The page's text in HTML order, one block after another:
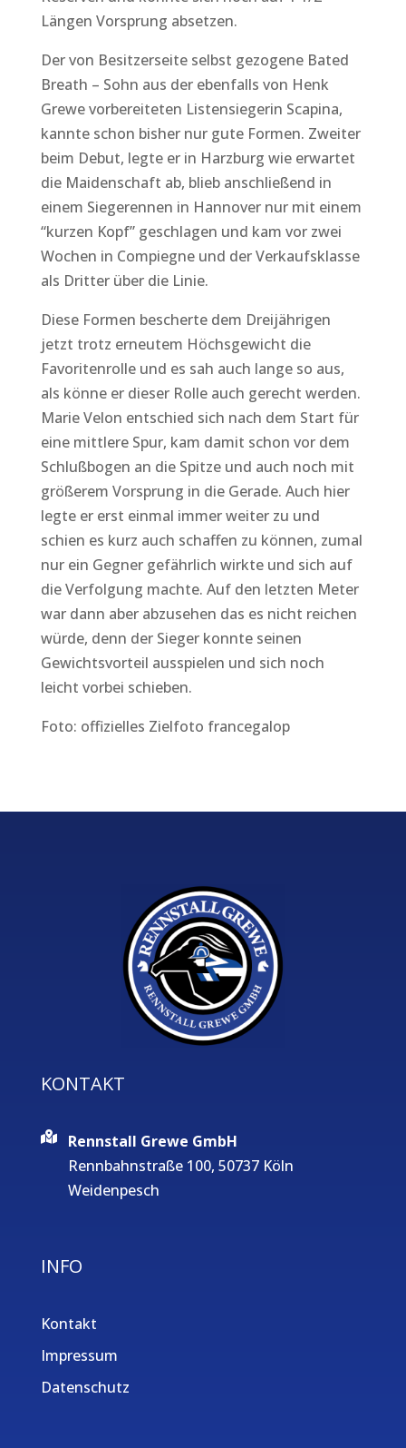
Längen Vorsprung absetzen.
Der von Besitzerseite selbst gezogene Bated
Breath – Sohn aus der ebenfalls von Henk
Grewe vorbereiteten Listensiegerin Scapina,
kannte schon bisher nur gute Formen. Zweiter
beim Debut, legte er in Harzburg wie erwartet
die Maidenschaft ab, blieb anschließend in
einem Siegerennen in Hannover nur mit einem
“kurzen Kopf” geschlagen und kam vor zwei
Wochen in Compiegne und der Verkaufsklasse
als Dritter über die Linie.
Diese Formen bescherte dem Dreijährigen
jetzt trotz erneutem Höchsgewicht die
Favoritenrolle und es sah auch lange so aus,
als könne er dieser Rolle auch gerecht werden.
Marie Velon entschied sich nach dem Start für
eine mittlere Spur, kam damit schon vor dem
Schlußbogen an die Spitze und auch noch mit
größerem Vorsprung in die Gerade. Auch hier
legte er erst einmal immer weiter zu und
schien es kurz auch schaffen zu können, zumal
nur ein Gegner gefährlich wirkte und sich auf
die Verfolgung machte. Auf den letzten Meter
war dann aber abzusehen das es nicht reichen
würde, denn der Sieger konnte seinen
Gewichtsvorteil ausspielen und sich noch
leicht vorbei schieben.
Foto: offizielles Zielfoto francegalop
KONTAKT
Rennstall Grewe GmbH
Rennbahnstraße 100, 50737 Köln
Weidenpesch
INFO
Kontakt
Impressum
Datenschutz